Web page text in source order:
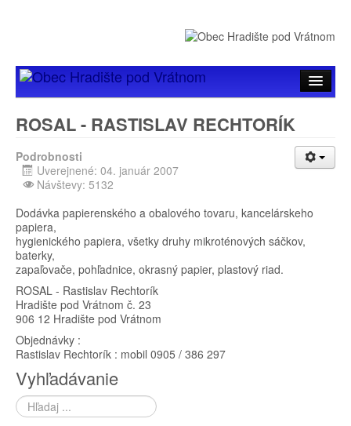
Samospráva
Zverejňovanie
Organizácie
ROSAL - RASTISLAV RECHTORÍK
Podrobnosti
Uverejnené: 04. január 2007
Návštevy: 5132
Dodávka papierenského a obalového tovaru, kancelárskeho
papiera,
hygienického papiera, všetky druhy mikroténových sáčkov,
baterky,
zapaľovače, pohľadnice, okrasný papier, plastový riad.
ROSAL - Rastislav Rechtorík
Hradište pod Vrátnom č. 23
906 12 Hradište pod Vrátnom
Objednávky :
Rastislav Rechtorík : mobil 0905 / 386 297
Vyhľadávanie
Hľadať
...